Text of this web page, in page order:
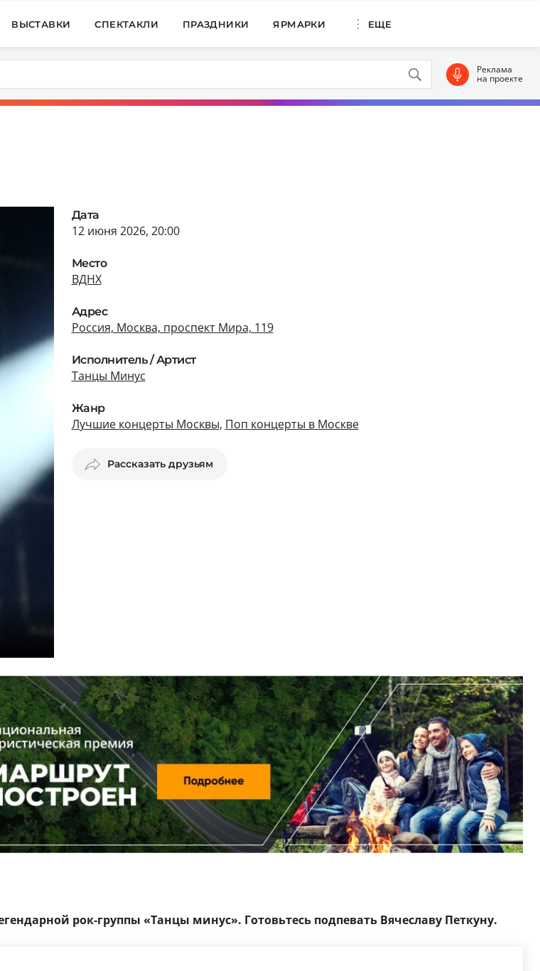
ВЫСТАВКИ СПЕКТАКЛИ ПРАЗДНИКИ ЯРМАРКИ ЕЩЕ
Реклама
на проекте
Дата
12 июня 2026, 20:00
Место
ВДНХ
Адрес
Россия, Москва, проспект Мира, 119
Исполнитель / Артист
Танцы Минус
Жанр
Лучшие концерты Москвы, Поп концерты в Москве
Рассказать друзьям
рок-группы «Танцы минус». Готовьтесь подпевать Вячеславу Петкуну.